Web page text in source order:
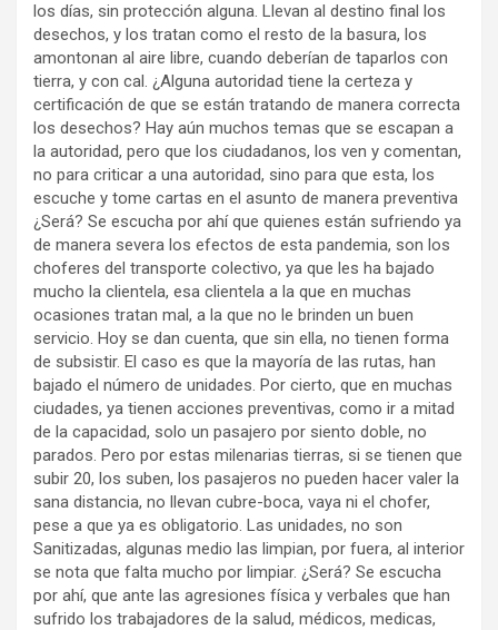
los días, sin protección alguna. Llevan al destino final los
desechos, y los tratan como el resto de la basura, los
amontonan al aire libre, cuando deberían de taparlos con
tierra, y con cal. ¿Alguna autoridad tiene la certeza y
certificación de que se están tratando de manera correcta
los desechos? Hay aún muchos temas que se escapan a
la autoridad, pero que los ciudadanos, los ven y comentan,
no para criticar a una autoridad, sino para que esta, los
escuche y tome cartas en el asunto de manera preventiva
¿Será? Se escucha por ahí que quienes están sufriendo ya
de manera severa los efectos de esta pandemia, son los
choferes del transporte colectivo, ya que les ha bajado
mucho la clientela, esa clientela a la que en muchas
ocasiones tratan mal, a la que no le brinden un buen
servicio. Hoy se dan cuenta, que sin ella, no tienen forma
de subsistir. El caso es que la mayoría de las rutas, han
bajado el número de unidades. Por cierto, que en muchas
ciudades, ya tienen acciones preventivas, como ir a mitad
de la capacidad, solo un pasajero por siento doble, no
parados. Pero por estas milenarias tierras, si se tienen que
subir 20, los suben, los pasajeros no pueden hacer valer la
sana distancia, no llevan cubre-boca, vaya ni el chofer,
pese a que ya es obligatorio. Las unidades, no son
Sanitizadas, algunas medio las limpian, por fuera, al interior
se nota que falta mucho por limpiar. ¿Será? Se escucha
por ahí, que ante las agresiones física y verbales que han
sufrido los trabajadores de la salud, médicos, medicas,